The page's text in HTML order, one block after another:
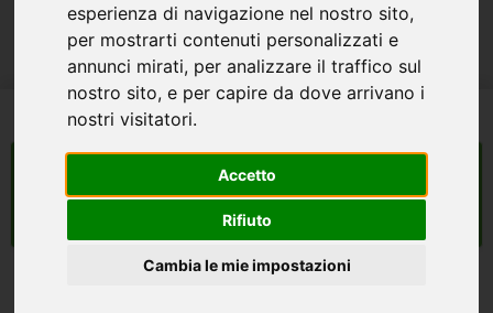
esperienza di navigazione nel nostro sito,
per mostrarti contenuti personalizzati e
annunci mirati, per analizzare il traffico sul
nostro sito, e per capire da dove arrivano i
nostri visitatori.
Accetto
Rifiuto
Cambia le mie impostazioni
MENU